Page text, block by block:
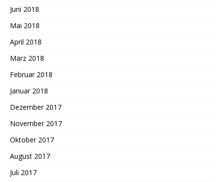
Juni 2018
Mai 2018
April 2018
März 2018
Februar 2018
Januar 2018
Dezember 2017
November 2017
Oktober 2017
August 2017
Juli 2017